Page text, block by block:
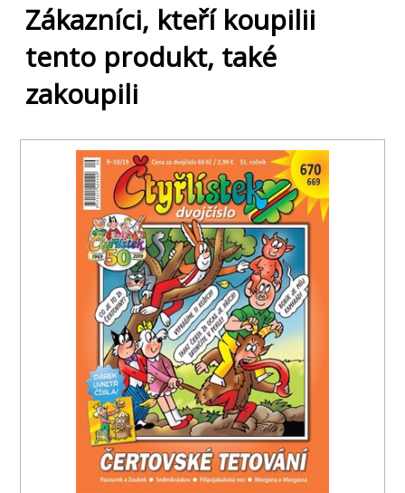
Zákazníci, kteří koupilii
tento produkt, také
zakoupili